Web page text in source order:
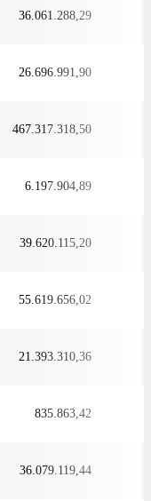
36.061.288,29
26.696.991,90
467.317.318,50
6.197.904,89
39.620.115,20
55.619.656,02
21.393.310,36
835.863,42
36.079.119,44